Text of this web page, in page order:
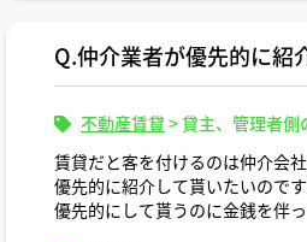
Q.仲介業者が優先的に紹
不動産賃貸 >貸主、管理者側
賃貸だと客を付けるのは仲介会
優先的に紹介して貰いたいので
優先的にして貰うのに金銭を伴